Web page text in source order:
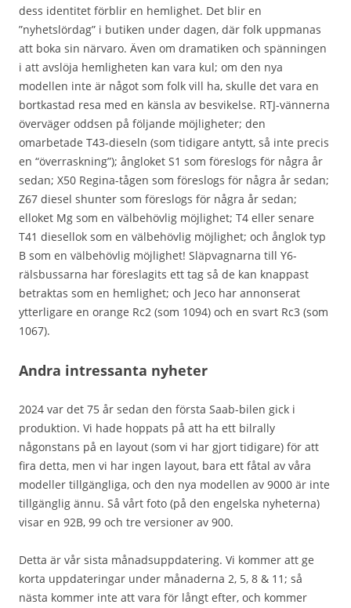
dess identitet förblir en hemlighet. Det blir en
”nyhetslördag” i butiken under dagen, där folk uppmanas
att boka sin närvaro. Även om dramatiken och spänningen
i att avslöja hemligheten kan vara kul; om den nya
modellen inte är något som folk vill ha, skulle det vara en
bortkastad resa med en känsla av besvikelse. RTJ-vännerna
överväger oddsen på följande möjligheter; den
omarbetade T43-dieseln (som tidigare antytt, så inte precis
en “överraskning”); ångloket S1 som föreslogs för några år
sedan; X50 Regina-tågen som föreslogs för några år sedan;
Z67 diesel shunter som föreslogs för några år sedan;
elloket Mg som en välbehövlig möjlighet; T4 eller senare
T41 diesellok som en välbehövlig möjlighet; och ånglok typ
B som en välbehövlig möjlighet! Släpvagnarna till Y6-
rälsbussarna har föreslagits ett tag så de kan knappast
betraktas som en hemlighet; och Jeco har annonserat
ytterligare en orange Rc2 (som 1094) och en svart Rc3 (som
1067).
Andra intressanta nyheter
2024 var det 75 år sedan den första Saab-bilen gick i
produktion. Vi hade hoppats på att ha ett bilrally
någonstans på en layout (som vi har gjort tidigare) för att
fira detta, men vi har ingen layout, bara ett fåtal av våra
modeller tillgängliga, och den nya modellen av 9000 är inte
tillgänglig ännu. Så vårt foto (på den engelska nyheterna)
visar en 92B, 99 och tre versioner av 900.
Detta är vår sista månadsuppdatering. Vi kommer att ge
korta uppdateringar under månaderna 2, 5, 8 & 11; så
nästa kommer inte att vara för långt efter, och kommer